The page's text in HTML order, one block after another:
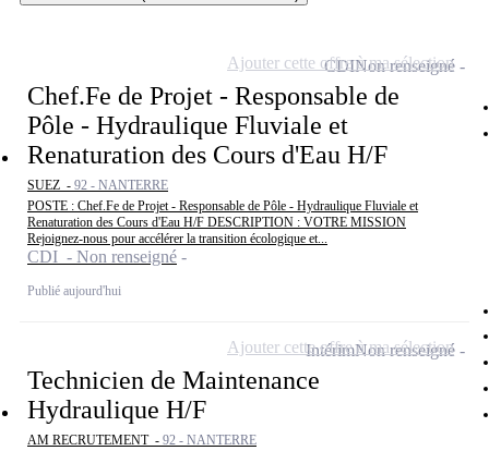
Chef.Fe de Projet - Responsable de
Pôle - Hydraulique Fluviale et
Renaturation des Cours d'Eau H/F
SUEZ - 92 - NANTERRE
POSTE : Chef.Fe de Projet - Responsable de Pôle - Hydraulique Fluviale et
Renaturation des Cours d'Eau H/F DESCRIPTION : VOTRE MISSION
Rejoignez-nous pour accélérer la transition écologique et...
CDI - Non renseigné
Publié aujourd'hui
CDINon renseigné
Ajouter cette offre à ma sélection
Technicien de Maintenance
Hydraulique H/F
AM RECRUTEMENT - 92 - NANTERRE
IntérimNon renseigné
Ajouter cette offre à ma sélection